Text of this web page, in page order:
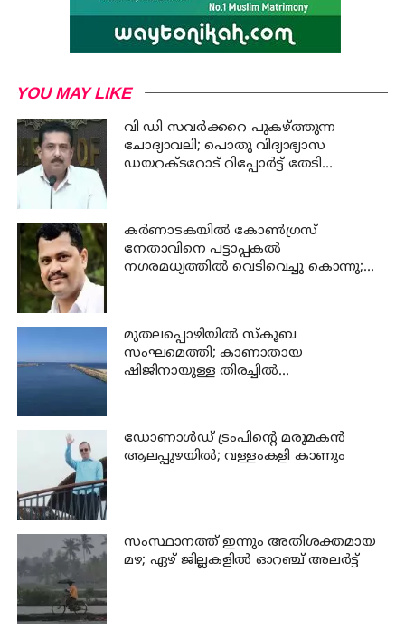
YOU MAY LIKE
വി ഡി സവര്‍ക്കറെ പുകഴ്ത്തുന്ന
ചോദ്യാവലി; പൊതു വിദ്യാഭ്യാസ
ഡയറക്ടറോട് റിപ്പോര്‍ട്ട് തേടി
കര്‍ണാടകയില്‍ കോണ്‍ഗ്രസ്
നേതാവിനെ പട്ടാപ്പകല്‍
നഗരമധ്യത്തില്‍ വെടിവെച്ചു കൊന്നു;
മുതലപ്പൊഴിയില്‍ സ്‌കൂബ
സംഘമെത്തി; കാണാതായ
ഷിജിനായുള്ള തിരച്ചില്‍
ഡോണാള്‍ഡ് ട്രംപിന്റെ മരുമകന്‍
ആലപ്പുഴയിൽ; വള്ളംകളി കാണും
സംസ്ഥാനത്ത് ഇന്നും അതിശക്തമായ
മഴ; ഏഴ് ജില്ലകളില്‍ ഓറഞ്ച് അലര്‍ട്ട്